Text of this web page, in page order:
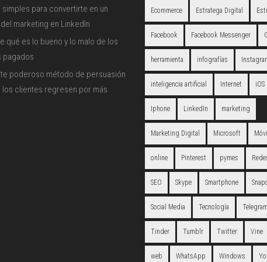
simples para convertirte en un
marketing en LinkedIn
qué es lo bueno y lo malo de los
pagados
poderoso método de persuasión
los clientes regresen por más
Ecommerce Estratega Digital
Facebook Facebook Messenger
herramienta infografías
inteligencia artificial Internet iOS
Iphone LinkedIn marketing
Marketing Digital Microsoft Móvil
online Pinterest pymes
SEO Skype Smartphone
Social Media Tecnología Telegram
Tinder Tumblr Twitter Vine
web WhatsApp Windows